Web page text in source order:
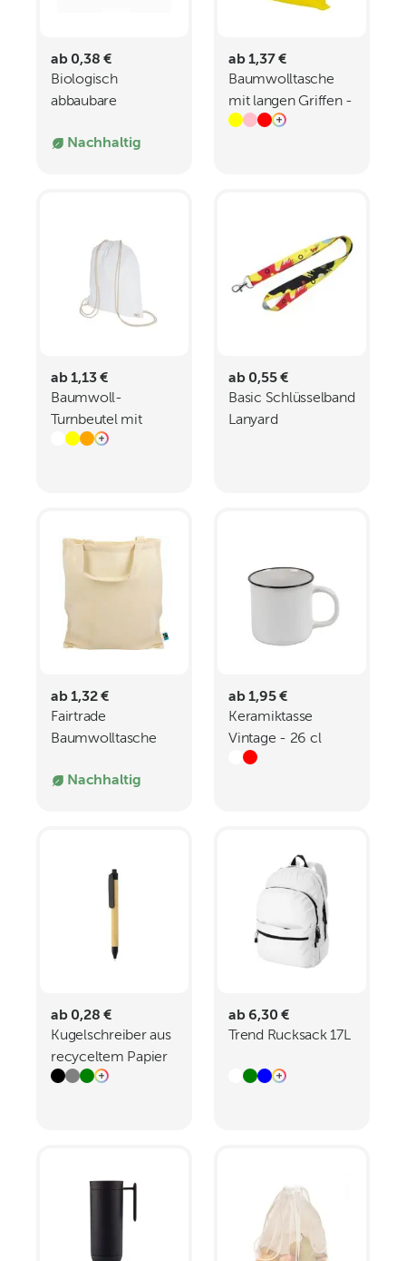
ab 0,38 €
Biologisch
abbaubare
individueller
Nachhaltig
ab 1,37 €
Baumwolltasche
mit langen Griffen -
140 gm - 38 x 42
ab 1,13 €
Baumwoll-
Turnbeutel mit
Tragekordeln - 135
ab 0,55 €
Basic Schlüsselband
Lanyard
ab 1,32 €
Fairtrade
Baumwolltasche
140 gm - 28 x 32
Nachhaltig
ab 1,95 €
Keramiktasse
Vintage - 26 cl
ab 0,28 €
Kugelschreiber aus
recyceltem Papier
ab 6,30 €
Trend Rucksack 17L